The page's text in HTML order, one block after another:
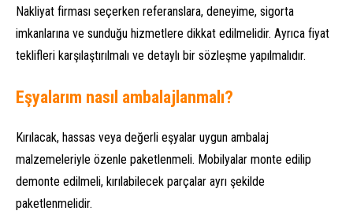
Nakliyat firması seçerken referanslara, deneyime, sigorta
imkanlarına ve sunduğu hizmetlere dikkat edilmelidir. Ayrıca fiyat
teklifleri karşılaştırılmalı ve detaylı bir sözleşme yapılmalıdır.
Eşyalarım nasıl ambalajlanmalı?
Kırılacak, hassas veya değerli eşyalar uygun ambalaj
malzemeleriyle özenle paketlenmeli. Mobilyalar monte edilip
demonte edilmeli, kırılabilecek parçalar ayrı şekilde
paketlenmelidir.